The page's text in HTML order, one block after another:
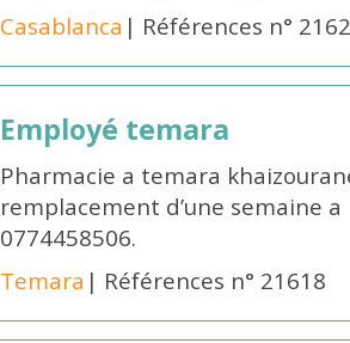
Casablanca | Références n°
Employé temara
Pharmacie a temara
remplacement d’une semaine
0774458506.
Temara | Références n° 21618